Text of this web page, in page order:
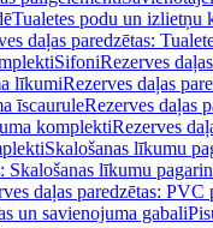
Tualetes podu un izlietņu
daļas paredzētas:
SifoniRezerves
līkumiRezerves daļas
īscauruleRezerves daļas
komplektiRezerves
Skalošanas līkumu
Skalošanas līkumu
daļas paredzētas: PVC
un savienojuma gabali